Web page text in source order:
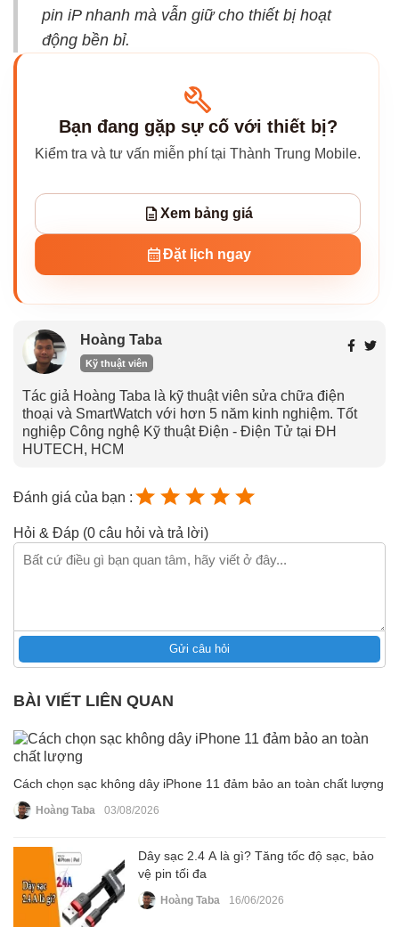
pin iP nhanh mà vẫn giữ cho thiết bị hoạt
động bền bỉ.
Bạn đang gặp sự cố với thiết bị?
Kiểm tra và tư vấn miễn phí tại Thành Trung Mobile.
Xem bảng giá
Đặt lịch ngay
Hoàng Taba
Kỹ thuật viên
Tác giả Hoàng Taba là kỹ thuật viên sửa chữa điện
thoại và SmartWatch với hơn 5 năm kinh nghiệm. Tốt
nghiệp Công nghệ Kỹ thuật Điện - Điện Tử tại ĐH
HUTECH, HCM
Đánh giá của bạn :
Hỏi & Đáp (0 câu hỏi và trả lời)
Gửi câu hỏi
BÀI VIẾT LIÊN QUAN
Cách chọn sạc không dây iPhone 11 đảm bảo an toàn chất lượng
Hoàng Taba 03/08/2026
Dây sạc 2.4 A là gì? Tăng tốc độ sạc, bảo
vệ pin tối đa
Hoàng Taba 16/06/2026